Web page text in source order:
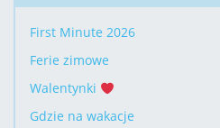
First Minute 2026
Ferie zimowe
Walentynki
Gdzie na wakacje